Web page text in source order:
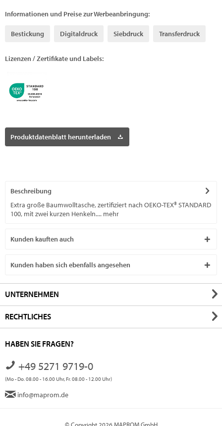
Informationen und Preise zur Werbeanbringung:
Bestickung Digitaldruck Siebdruck Transferdruck
Lizenzen / Zertifikate und Labels:
Produktdatenblatt herunterladen
Beschreibung
Extra große Baumwolltasche, zertifiziert nach OEKO-TEX® STANDARD
100, mit zwei kurzen Henkeln.... mehr
Kunden kauften auch
Kunden haben sich ebenfalls angesehen
UNTERNEHMEN
RECHTLICHES
HABEN SIE FRAGEN?
+49 5271 9719-0
(Mo - Do. 08.00 - 16.00 Uhr, Fr. 08.00 - 12.00 Uhr)
info@maprom.de